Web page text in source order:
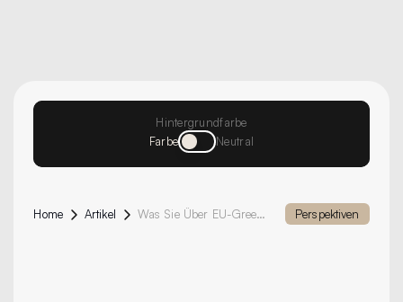
Hintergrundfarbe
Farbe
Neutral
Home Artikel Was Sie Über EU-Green Bonds Wissen Müssen - Börsianer Grün Perspektiven